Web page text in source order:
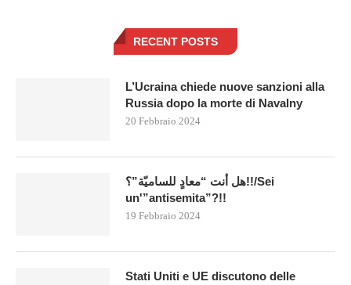
RECENT POSTS
L’Ucraina chiede nuove sanzioni alla
Russia dopo la morte di Navalny
20 Febbraio 2024
هل أنت “معادٍ للساميّة”؟!!/Sei
un'”antisemita”?!!
19 Febbraio 2024
Stati Uniti e UE discutono delle